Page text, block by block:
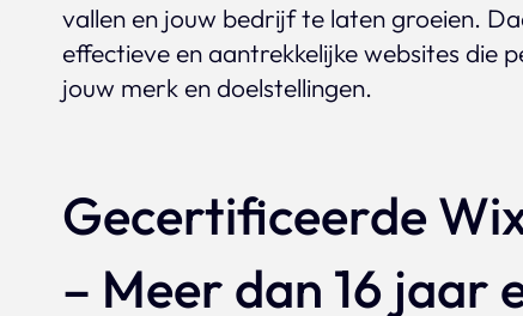
vallen en jouw bedrijf te laten groeien.
effectieve en aantrekkelijke websites die
jouw merk en doelstellingen.
Gecertificeerde
– Meer dan 16 jaar